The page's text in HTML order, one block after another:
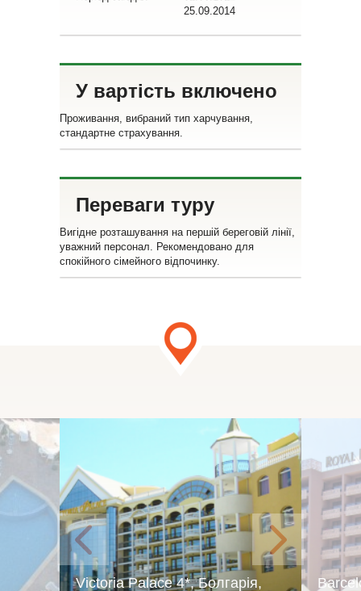
25.09.2014
У вартість включено
Проживання, вибраний тип харчування,
стандартне страхування.
Переваги туру
Вигідне розташування на першій береговій лінії,
уважний персонал. Рекомендовано для
спокійного сімейного відпочинку.
Victoria Palace 4*, Болгарія,